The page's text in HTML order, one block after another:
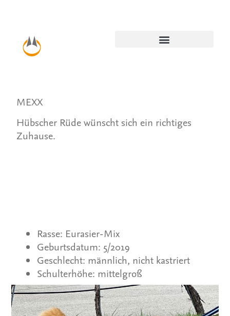
MEXX
Hübscher Rüde wünscht sich ein richtiges
Zuhause.
Rasse: Eurasier-Mix
Geburtsdatum: 5/2019
Geschlecht: männlich, nicht kastriert
Schulterhöhe: mittelgroß